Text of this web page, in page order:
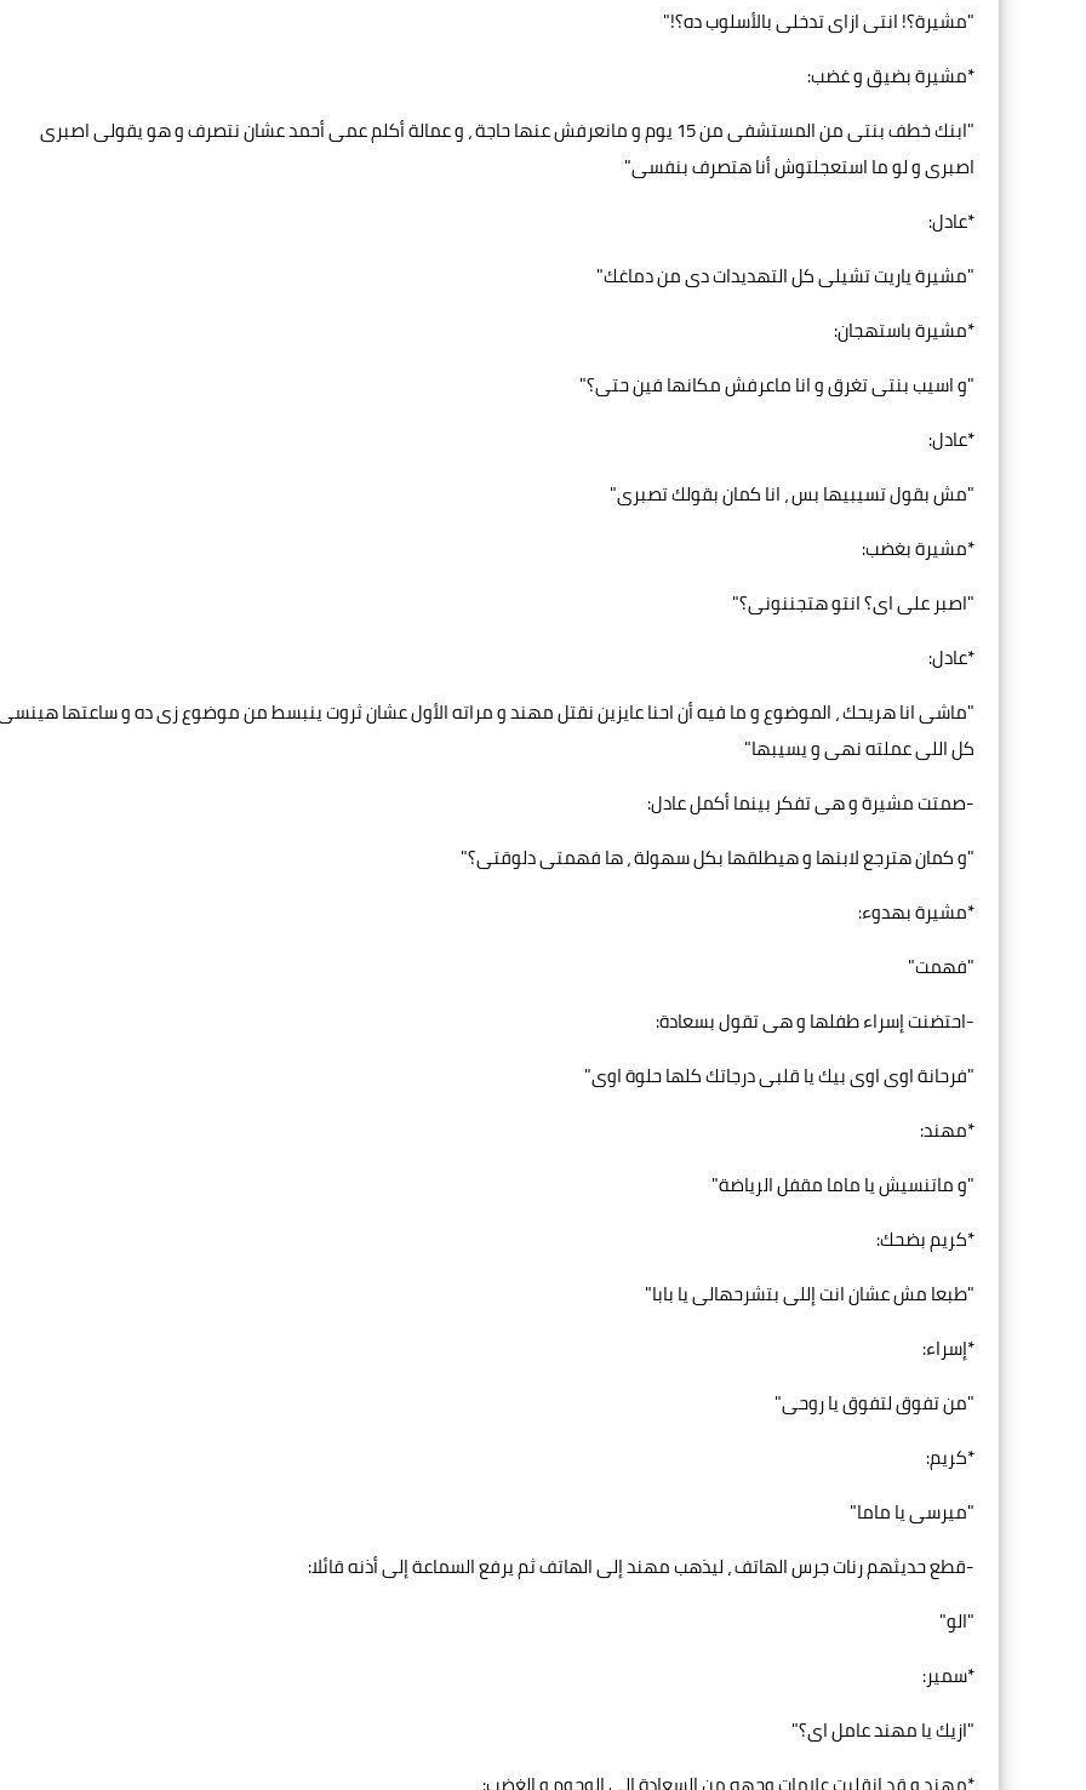
"مشيرة؟! انتى ازاى تدخلى بالأسلوب ده؟!"
*مشيرة بضيق و غضب:
"ابنك خطف بنتى من المستشفى من 15 يوم و مانعرفش عنها حاجة ، و عمالة أكلم عمى أحمد عشان نتصرف و هو يقولى اصبرى
اصبرى و لو ما استعجلتوش أنا هتصرف بنفسى"
*عادل:
"مشيرة ياريت تشيلى كل التهديدات دى من دماغك"
*مشيرة باستهجان:
"و اسيب بنتى تغرق و انا ماعرفش مكانها فين حتى؟"
*عادل:
"مش بقول تسيبيها بس ، انا كمان بقولك تصبرى"
*مشيرة بغضب:
"اصبر على اى؟ انتو هتجننونى؟"
*عادل:
"ماشى انا هريحك ، الموضوع و ما فيه أن احنا عايزين نقتل مهند و مراته الأول عشان ثروت ينبسط من موضوع زى ده و ساعتها
كل اللى عملته نهى و يسيبها"
-صمتت مشيرة و هى تفكر بينما أكمل عادل:
"و كمان هترجع لابنها و هيطلقها بكل سهولة ، ها فهمتى دلوقتى؟"
*مشيرة بهدوء:
"فهمت"
-احتضنت إسراء طفلها و هى تقول بسعادة:
"فرحانة اوى اوى بيك يا قلبى درجاتك كلها حلوة اوى"
*مهند:
"و ماتنسيش يا ماما مقفل الرياضة"
*كريم بضحك:
"طبعا مش عشان انت إللى بتشرحهالى يا بابا"
*إسراء:
"من تفوق لتفوق يا روحى"
*كريم:
"ميرسى يا ماما"
-قطع حديثهم رنات جرس الهاتف ، ليذهب مهند إلى الهاتف ثم يرفع السماعة إلى أذنه قائلا:
"الو"
*سمير:
"ازيك يا مهند عامل اى؟"